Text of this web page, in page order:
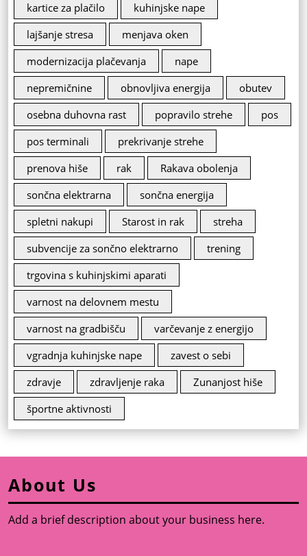
kartice za plačilo
kuhinjske nape
lajšanje stresa
menjava oken
modernizacija plačevanja
nape
nepremičnine
obnovljiva energija
obutev
osebna duhovna rast
popravilo strehe
pos
pos terminali
prekrivanje strehe
prenova hiše
rak
Rakava obolenja
sončna elektrarna
sončna energija
spletni nakupi
Starost in rak
streha
subvencije za sončno elektrarno
trening
trgovina s kuhinjskimi aparati
varnost na delovnem mestu
varnost na gradbišču
varčevanje z energijo
vgradnja kuhinjske nape
zavest o sebi
zdravje
zdravljenje raka
Zunanjost hiše
športne aktivnosti
About Us
Add a brief description about your business here.